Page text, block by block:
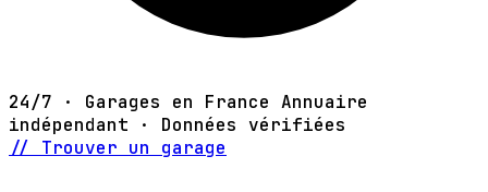
24/7 · Garages en France Annuaire
indépendant · Données vérifiées
// Trouver un garage